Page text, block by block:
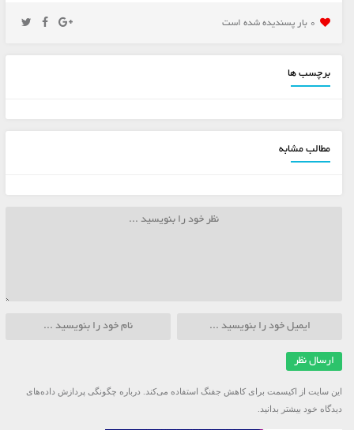
0 بار پسنديده شده است
برچسب ها
مطالب مشابه
این سایت از اکیسمت برای کاهش جفنگ استفاده می‌کند. درباره چگونگی پردازش داده‌های
دیدگاه خود بیشتر بدانید.